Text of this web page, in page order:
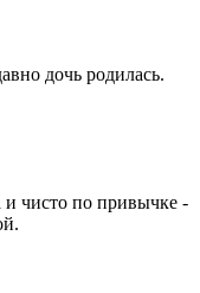
дочь родилась.
и чисто по привычке -